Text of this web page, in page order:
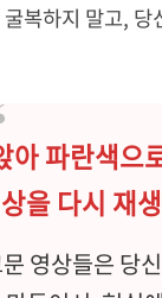
복하지 말고,
파란색으
을 다시 재
영상들은 당